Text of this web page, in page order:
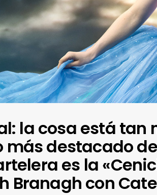
la cosa está tan
más destacado
es la
Branagh con